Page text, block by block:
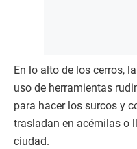
En lo alto de los cerros,
uso de herramientas
para hacer los surcos y
trasladan en acémilas o
ciudad.